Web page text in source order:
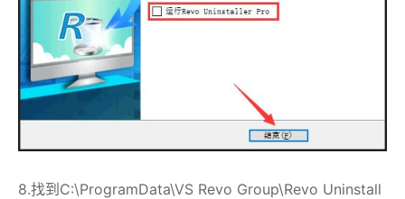
8.找到C:\ProgramData\VS Revo Group\Revo Uninstall